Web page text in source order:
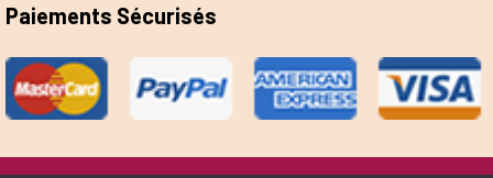
Paiements Sécurisés